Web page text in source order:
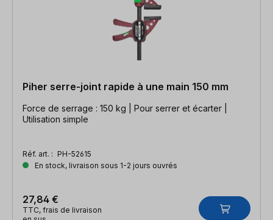
Piher serre-joint rapide à une main 150 mm
Force de serrage : 150 kg | Pour serrer et écarter |
Utilisation simple
Réf. art. : PH-52615
En stock, livraison sous 1-2 jours ouvrés
27,84 €
TTC, frais de livraison